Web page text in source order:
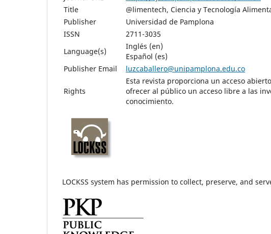
Title
@limentech, Ciencia y Tecnología
Publisher
Universidad de Pamplona
ISSN
2711-3035
Language(s)
Inglés (en)
Español (es)
Publisher Email
luzcaballero@unipamplona.edu.co
Rights
Esta revista proporciona un acceso
ofrecer al público un acceso libre a las
conocimiento.
LOCKSS system has permission to collect, preserve, and